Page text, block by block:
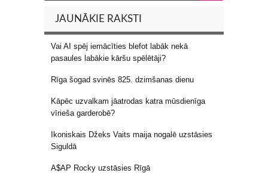
JAUNĀKIE RAKSTI
Vai AI spēj iemācīties blefot labāk nekā
pasaules labākie kāršu spēlētāji?
Rīga šogad svinēs 825. dzimšanas dienu
Kāpēc uzvalkam jāatrodas katra mūsdienīga
vīrieša garderobē?
Ikoniskais Džeks Vaits maija nogalē uzstāsies
Siguldā
A$AP Rocky uzstāsies Rīgā